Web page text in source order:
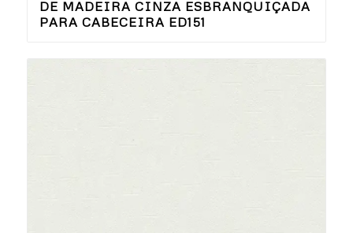
DE MADEIRA CINZA ESBRANQUIÇADA
PARA CABECEIRA ED151